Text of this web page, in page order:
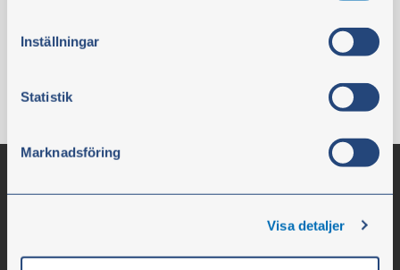
samtycke klickar du på ”Cookie-ikonen” längst ned till
Inställningar
Statistik
Marknadsföring
Visa detaljer